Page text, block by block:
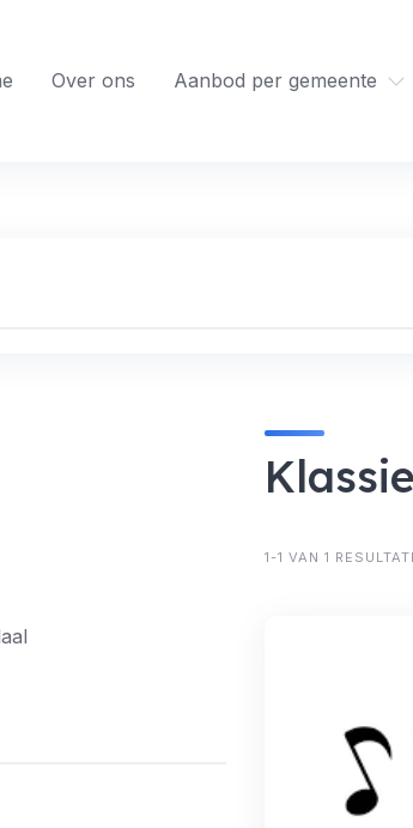
Over ons Aanbod per gemeente
1-1 VAN 1